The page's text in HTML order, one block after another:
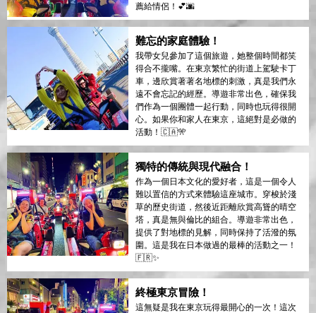
薦給情侶！💕🌆
難忘的家庭體驗！
我帶女兒參加了這個旅遊，她整個時間都笑
得合不攏嘴。在東京繁忙的街道上駕駛卡丁
車，邊欣賞著著名地標的刺激，真是我們永
遠不會忘記的經歷。導遊非常出色，確保我
們作為一個團體一起行動，同時也玩得很開
心。如果你和家人在東京，這絕對是必做的
活動！🇨🇦🎌
獨特的傳統與現代融合！
作為一個日本文化的愛好者，這是一個令人
難以置信的方式來體驗這座城市。穿梭於淺
草的歷史街道，然後近距離欣賞高聳的晴空
塔，真是無與倫比的組合。導遊非常出色，
提供了對地標的見解，同時保持了活潑的氛
圍。這是我在日本做過的最棒的活動之一！
🇫🇷✨
終極東京冒險！
這無疑是我在東京玩得最開心的一次！這次